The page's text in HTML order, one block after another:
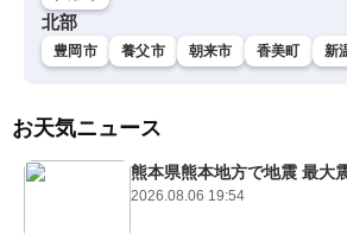
北部
豊岡市 養父市 朝来市 香美町 新
お天気ニュース
熊本県熊本地方で地震 最大
2026.08.06 19:54